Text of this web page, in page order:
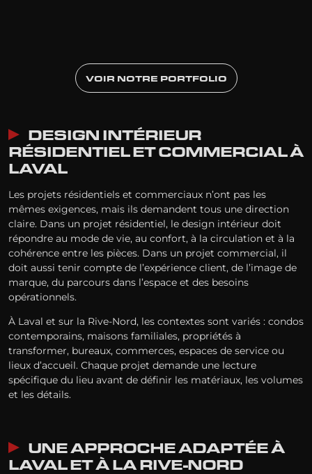
VOIR NOTRE PORTFOLIO
DESIGN INTÉRIEUR
RÉSIDENTIEL ET COMMERCIAL À
LAVAL
Les projets résidentiels et commerciaux n’ont pas les
mêmes exigences, mais ils demandent tous une direction
claire. Dans un projet résidentiel, le design intérieur doit
répondre au mode de vie, au confort, à la circulation et à la
cohérence entre les pièces. Dans un projet commercial, il
doit aussi tenir compte de l’expérience client, de l’image de
marque, du parcours dans l’espace et des besoins
opérationnels.
À Laval et sur la Rive-Nord, les contextes sont variés : condos
contemporains, maisons familiales, propriétés à
transformer, bureaux, commerces, espaces de service ou
lieux d’accueil. Chaque projet demande une lecture
spécifique du lieu avant de définir les matériaux, les volumes
et les détails.
UNE APPROCHE ADAPTÉE À
LAVAL ET À LA RIVE-NORD